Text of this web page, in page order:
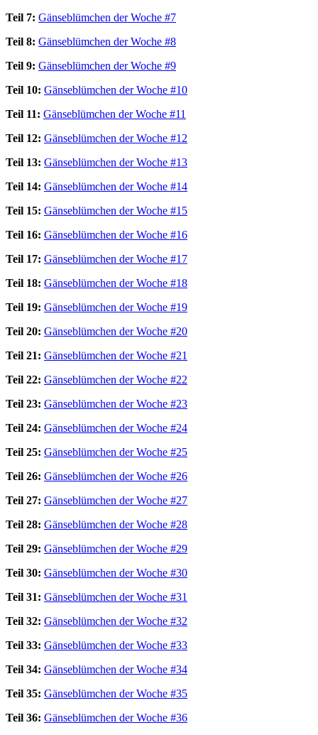
Teil 7: Gänseblümchen der Woche #7
Teil 8: Gänseblümchen der Woche #8
Teil 9: Gänseblümchen der Woche #9
Teil 10: Gänseblümchen der Woche #10
Teil 11: Gänseblümchen der Woche #11
Teil 12: Gänseblümchen der Woche #12
Teil 13: Gänseblümchen der Woche #13
Teil 14: Gänseblümchen der Woche #14
Teil 15: Gänseblümchen der Woche #15
Teil 16: Gänseblümchen der Woche #16
Teil 17: Gänseblümchen der Woche #17
Teil 18: Gänseblümchen der Woche #18
Teil 19: Gänseblümchen der Woche #19
Teil 20: Gänseblümchen der Woche #20
Teil 21: Gänseblümchen der Woche #21
Teil 22: Gänseblümchen der Woche #22
Teil 23: Gänseblümchen der Woche #23
Teil 24: Gänseblümchen der Woche #24
Teil 25: Gänseblümchen der Woche #25
Teil 26: Gänseblümchen der Woche #26
Teil 27: Gänseblümchen der Woche #27
Teil 28: Gänseblümchen der Woche #28
Teil 29: Gänseblümchen der Woche #29
Teil 30: Gänseblümchen der Woche #30
Teil 31: Gänseblümchen der Woche #31
Teil 32: Gänseblümchen der Woche #32
Teil 33: Gänseblümchen der Woche #33
Teil 34: Gänseblümchen der Woche #34
Teil 35: Gänseblümchen der Woche #35
Teil 36: Gänseblümchen der Woche #36